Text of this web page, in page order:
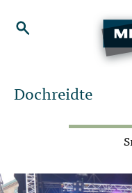
Dochreidte